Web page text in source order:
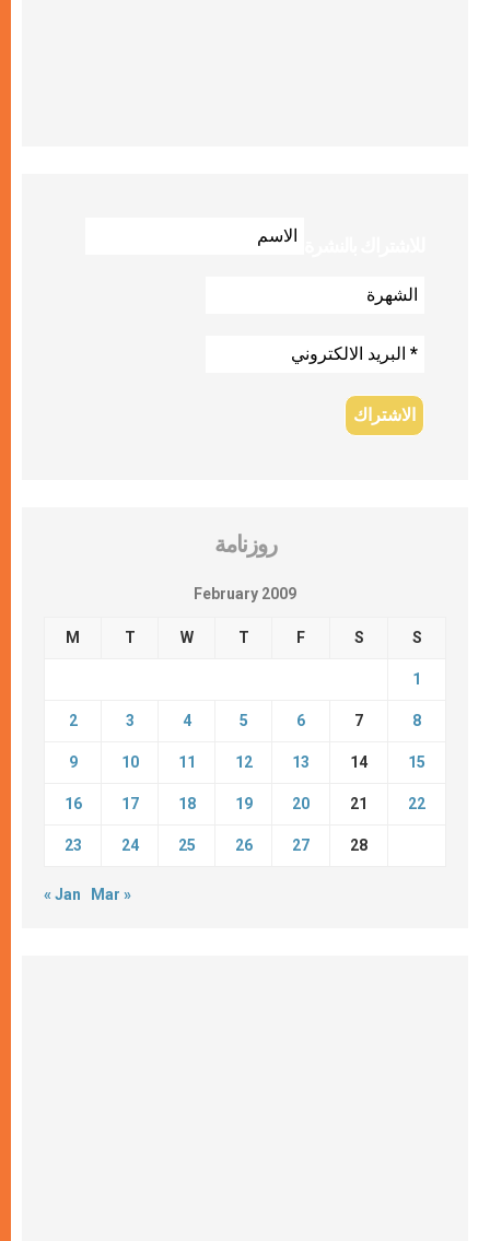
روزنامة
February 2009
M T W T F S S
1
2 3 4 5 6 7 8
9 10 11 12 13 14 15
16 17 18 19 20 21 22
23 24 25 26 27 28
« Jan Mar »